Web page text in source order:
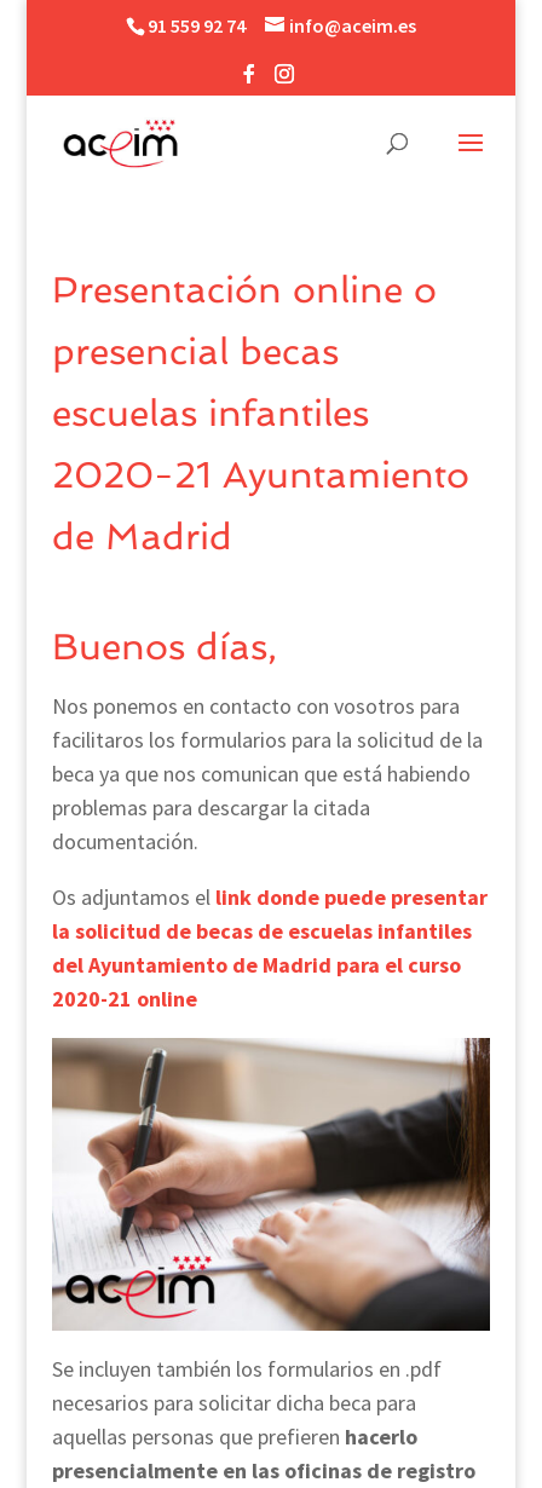
91 559 92 74 info@aceim.es
Presentación online o
presencial becas
escuelas infantiles
2020-21 Ayuntamiento
de Madrid
Buenos días,
Nos ponemos en contacto con vosotros para
facilitaros los formularios para la solicitud de la
beca ya que nos comunican que está habiendo
problemas para descargar la citada
documentación.
Os adjuntamos el link donde puede presentar
la solicitud de becas de escuelas infantiles
del Ayuntamiento de Madrid para el curso
2020-21 online
Se incluyen también los formularios en .pdf
necesarios para solicitar dicha beca para
aquellas personas que prefieren hacerlo
presencialmente en las oficinas de registro